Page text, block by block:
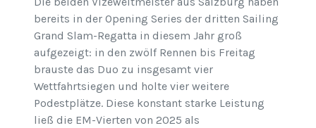
bereits in der Opening Series der dritten Sailing
Grand Slam-Regatta in diesem Jahr groß
aufgezeigt: in den zwölf Rennen bis Freitag
brauste das Duo zu insgesamt vier
Wettfahrtsiegen und holte vier weitere
Podestplätze. Diese konstant starke Leistung
ließ die EM-Vierten von 2025 als